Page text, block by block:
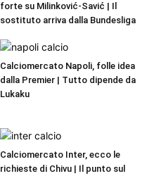
forte su Milinković-Savić | Il
sostituto arriva dalla Bundesliga
Calciomercato Napoli, folle idea
dalla Premier | Tutto dipende da
Lukaku
Calciomercato Inter, ecco le
richieste di Chivu | Il punto sul